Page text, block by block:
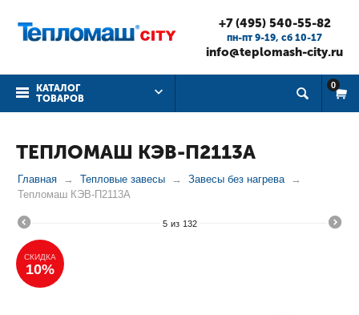
+7 (495) 540-55-82
пн-пт 9-19, cб 10-17
info@teplomash-city.ru
КАТАЛОГ
ТОВАРОВ
0
ТЕПЛОМАШ КЭВ-П2113А
Главная Тепловые завесы
Завесы без нагрева
Тепломаш КЭВ-П2113А
5 из 132
СКИДКА
10%